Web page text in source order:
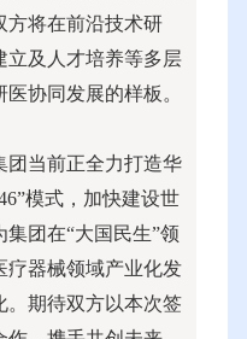
方将在前沿技术研
立及人才培养等多层
协同发展的样板。
团当前正全力打造华
模式，加快建设世
团在“大国民生”领
疗器械领域产业化发
。期待双方以本次签